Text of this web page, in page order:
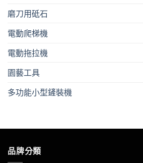
磨刀用砥石
電動爬梯機
電動拖拉機
園藝工具
多功能小型鏟裝機
品牌分類